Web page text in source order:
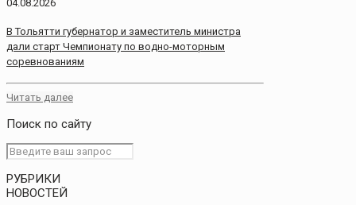
04.08.2026
В Тольятти губернатор и заместитель министра
дали старт Чемпионату по водно-моторным
соревнованиям
Читать далее
Поиск по сайту
РУБРИКИ
НОВОСТЕЙ